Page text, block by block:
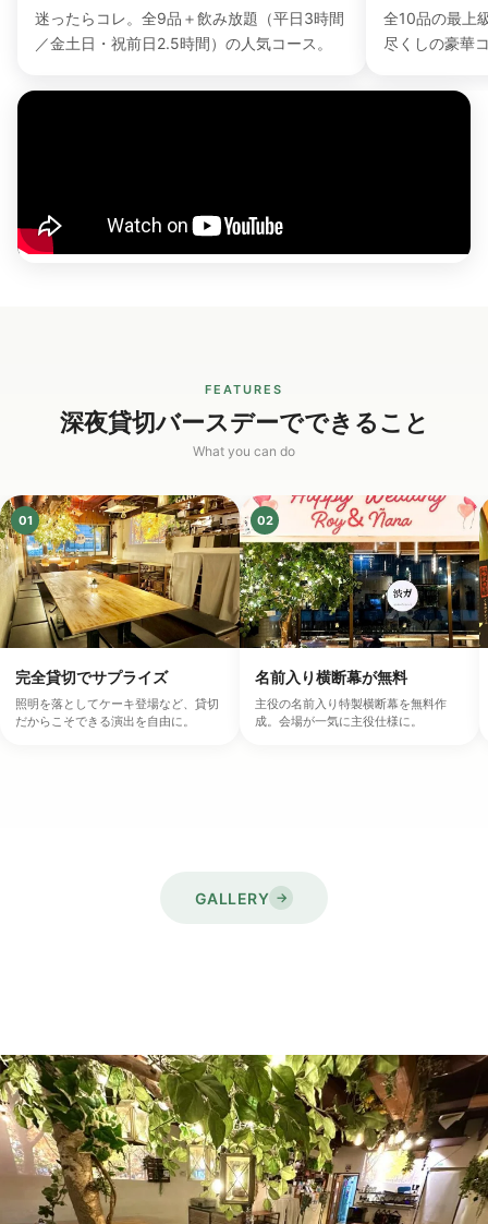
迷ったらコレ。全9品＋飲み放題（平日3時間
／金土日・祝前日2.5時間）の人気コース。
全10品の最上
尽くしの豪華
FEATURES
深夜貸切バースデーでできること
What you can do
01
完全貸切でサプライズ
照明を落としてケーキ登場など、貸切
だからこそできる演出を自由に。
02
名前入り横断幕が無料
主役の名前入り特製横断幕を無料作
成。会場が一気に主役仕様に。
GALLERY →